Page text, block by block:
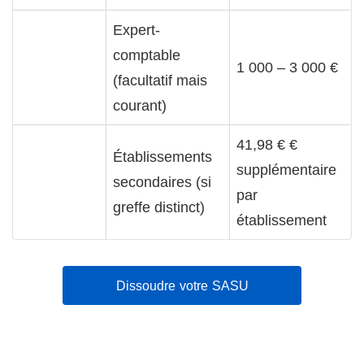
Expert-
comptable
(facultatif mais
courant)
1 000 – 3 000 €
Établissements
secondaires (si
greffe distinct)
41,98 € €
supplémentaire
par
établissement
Dissoudre votre SASU